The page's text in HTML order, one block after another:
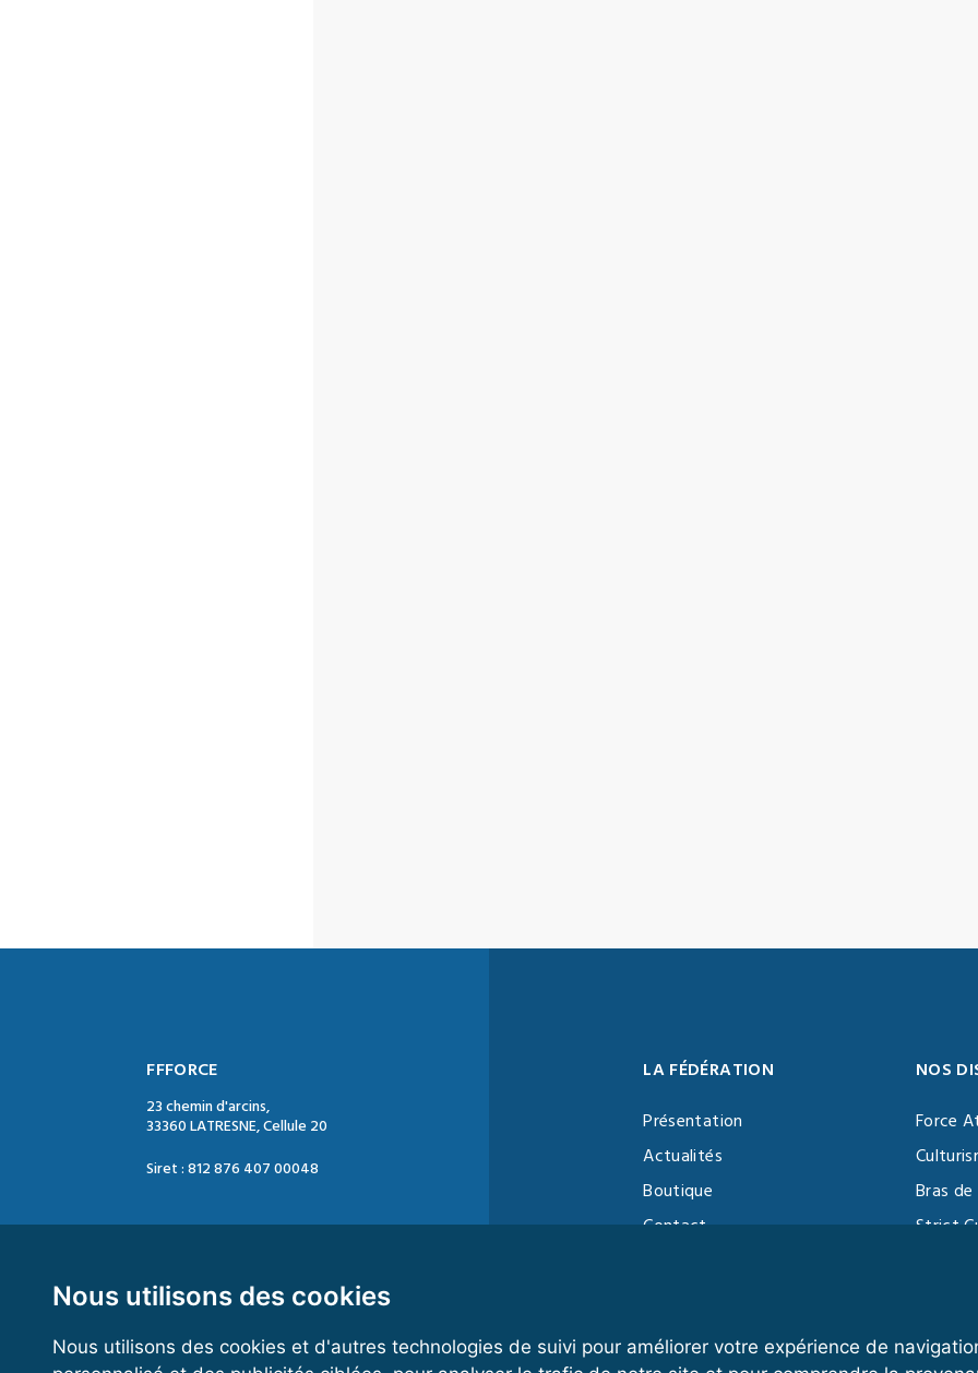
Nous utilisons des cookies
Nous utilisons des cookies et d'autres technologies de suivi pour améliorer votre expérience de
FFFORCE
23 chemin d'arcins,
33360 LATRESNE, Cellule 20
Siret : 812 876 407 00048
Mail : contact@ffforce.fr
Horaires d’ouverture :
LA FÉDÉRATION
Présentation
Actualités
Boutique
Contact
NOS
Force
Bras
Strict